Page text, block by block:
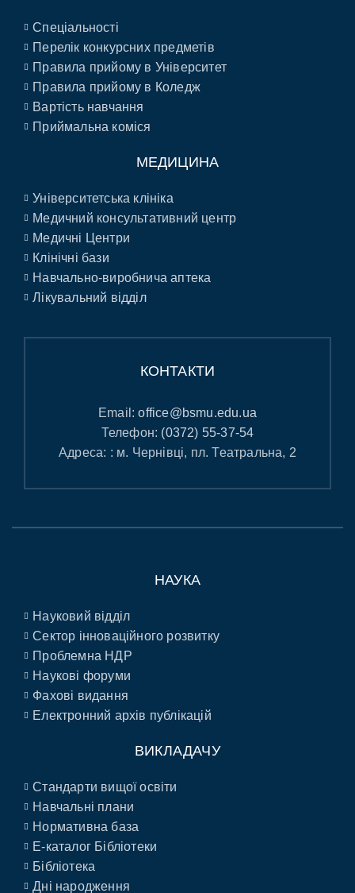
Спеціальності
Перелік конкурсних предметів
Правила прийому в Університет
Правила прийому в Коледж
Вартість навчання
Приймальна коміся
МЕДИЦИНА
Університетська клініка
Медичний консультативний центр
Медичні Центри
Клінічні бази
Навчально-виробнича аптека
Лікувальний відділ
КОНТАКТИ
Email:office@bsmu.edu.ua
Телефон: (0372) 55-37-54
Адреса: : м. Чернівці, пл. Театральна, 2
НАУКА
Науковий відділ
Сектор інноваційного розвитку
Проблемна НДР
Наукові форуми
Фахові видання
Електронний архів публікацій
ВИКЛАДАЧУ
Стандарти вищої освіти
Навчальні плани
Нормативна база
E-каталог Бібліотеки
Бібліотека
Дні народження